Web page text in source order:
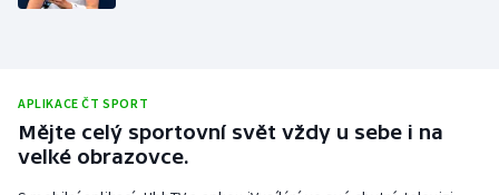
Ragby
APLIKACE ČT SPORT
Mějte celý sportovní svět vždy u sebe i na
velké obrazovce.